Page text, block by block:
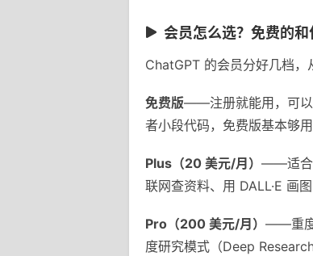
会员怎么选？免费的和
ChatGPT 的会员分好几档，
免费版——注册就能用，可以
者小段代码，免费版基本够用
Plus（20 美元/月） ——适合
联网查资料、用 DALL·E 画
Pro（200 美元/月） ——重度
度研究模式（Deep